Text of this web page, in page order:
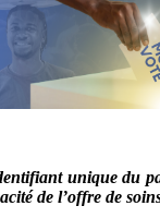
unique du
de l’offre de